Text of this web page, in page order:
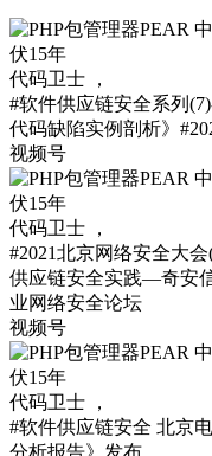
代码卫士
，
#软件供应链安全系列
代码缺陷实例剖析》
视频号
代码卫士
，
#2021北京网络安全大
供应链安全实践—奇安
业网络安全论坛
视频号
代码卫士
，
#软件供应链安全 北京